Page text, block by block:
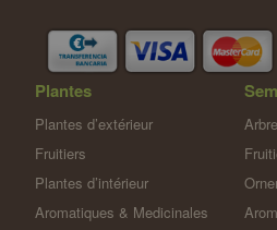
Plantes
Plantes d’extérieur
Fruitiers
Plantes d’intérieur
Aromatiques & Medicinales